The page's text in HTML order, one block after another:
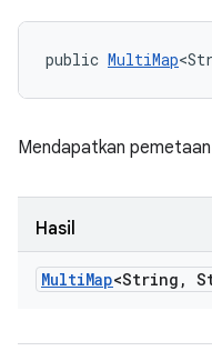
public MultiMap
Mendapatkan
Hasil
MultiMap<String ,